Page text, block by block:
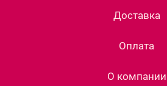
Доставка
Оплата
О компании